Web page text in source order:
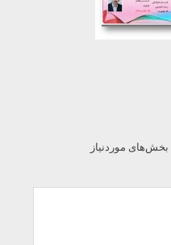
بخش‌های موردنیاز